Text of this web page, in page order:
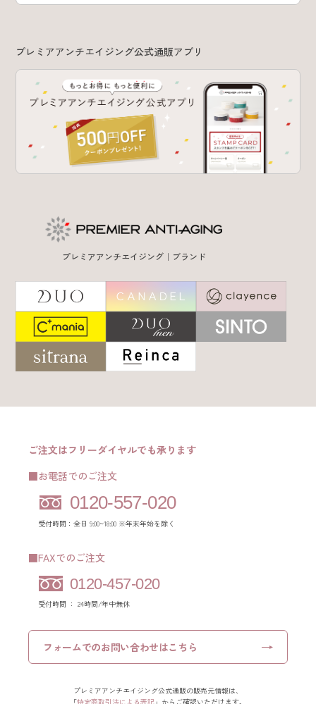
よくある質問
特集 & コラム
サービス
あしたの美肌 | 美容情報を発信・キレイをサポートするWebメデ
プレミアアンチエイジング公式通販アプリ
プレミアアンチエイジング｜ブランド
ご注文はフリーダイヤルでも承ります
■お電話でのご注文
0120-557-020
受付時間：全日 9:00~18:00 ※年末年始を除く
■FAXでのご注文
0120-457-020
受付時間 ： 24時間/年中無休
フォームでのお問い合わせはこちら
プレミアアンチエイジング公式通販の販売元情報は、
「特定商取引法による表記 」からご確認いただけます。